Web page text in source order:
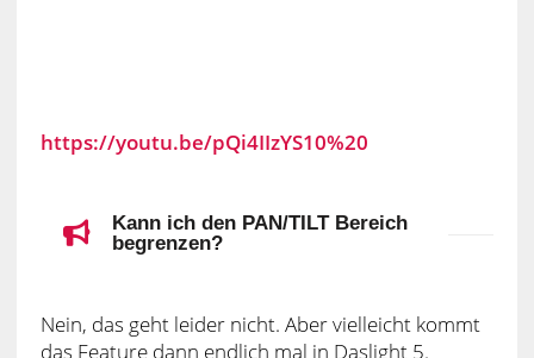
https://youtu.be/pQi4IIzYS10%20
Kann ich den PAN/TILT Bereich
begrenzen?
Nein, das geht leider nicht. Aber vielleicht kommt
das Feature dann endlich mal in Daslight 5.